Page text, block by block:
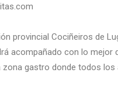
provincial Cociñeiros de
acompañado con lo
gastro donde todos